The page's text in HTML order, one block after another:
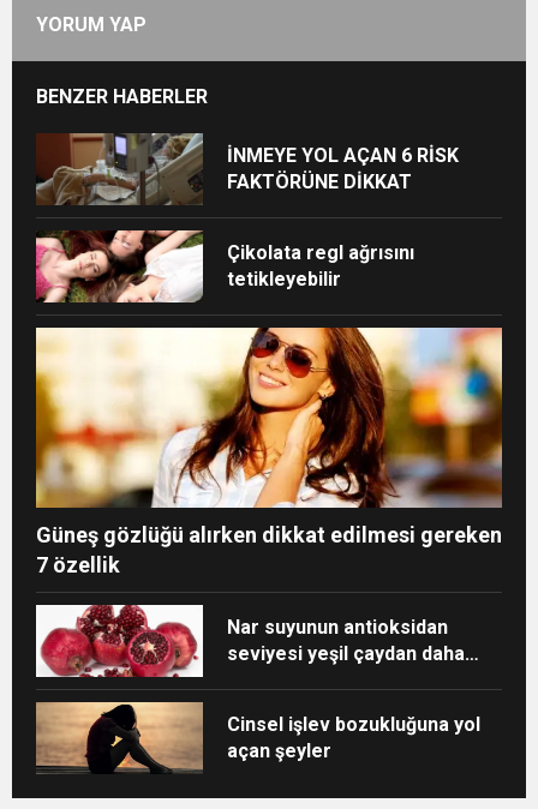
YORUM YAP
BENZER HABERLER
İNMEYE YOL AÇAN 6 RİSK
FAKTÖRÜNE DİKKAT
Çikolata regl ağrısını
tetikleyebilir
Güneş gözlüğü alırken dikkat edilmesi gereken
7 özellik
Nar suyunun antioksidan
seviyesi yeşil çaydan daha
Cinsel işlev bozukluğuna yol
açan şeyler